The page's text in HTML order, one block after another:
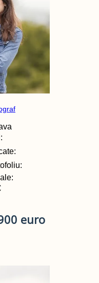
euro